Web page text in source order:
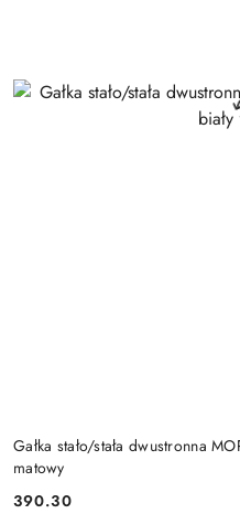
Gałka stało/stała dwustronna
matowy
Cena:
390.30